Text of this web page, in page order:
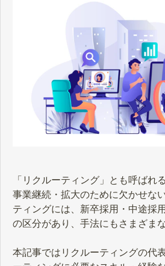
「リクルーティング」とも呼ばれ
事業継続・拡大のために欠かせな
ティングには、新卒採用・中途採
の区分があり、手法にもさまざま
本記事ではリクルーティングの代